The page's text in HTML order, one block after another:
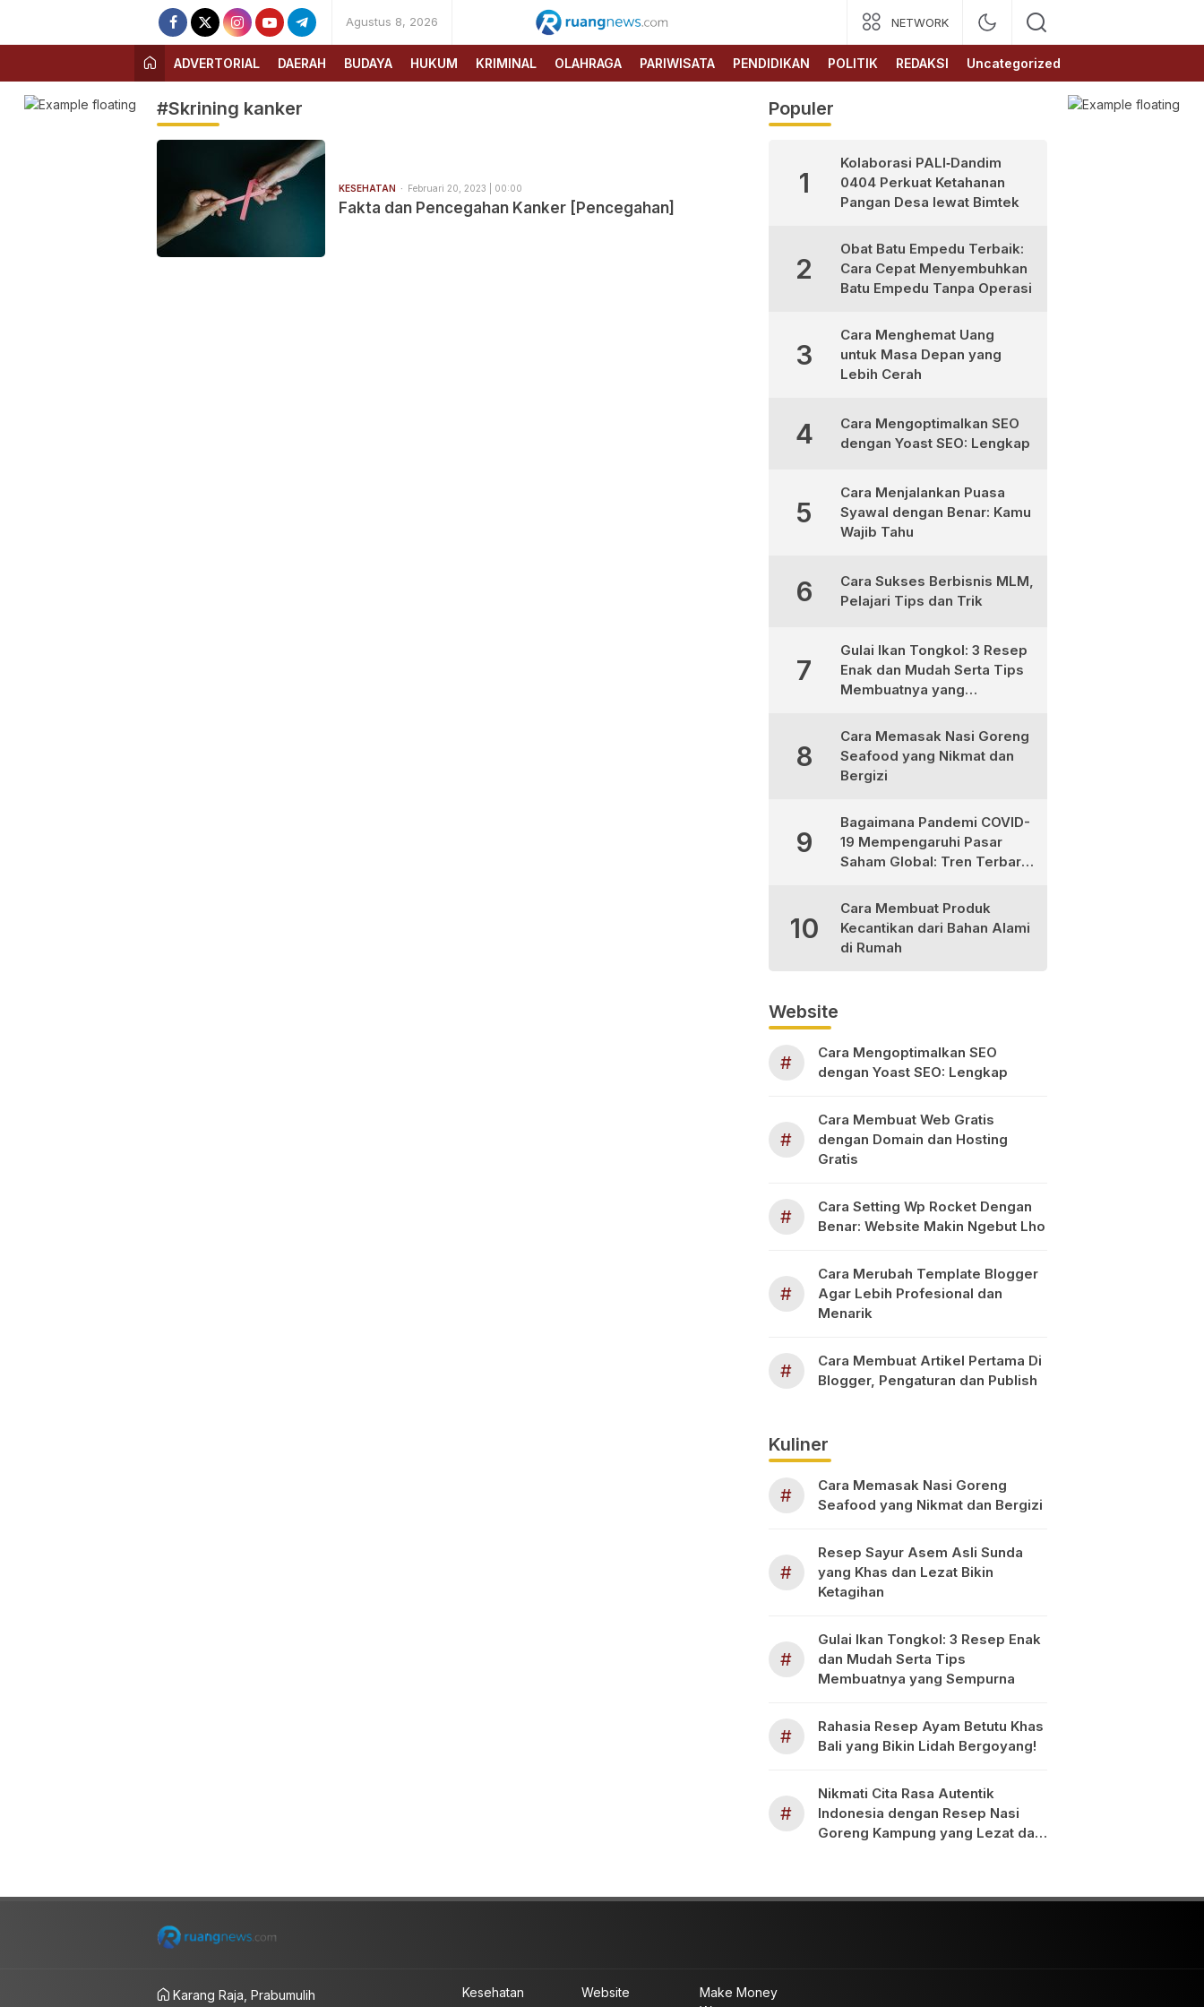
Agustus 8, 2026
RUANG
NEWS
NETWORK
ADVERTORIAL DAERAH BUDAYA HUKUM KRIMINAL OLAHRAGA PARIWISATA PENDIDIKAN POLITIK REDAKSI Uncategorized
#Skrining kanker
KESEHATAN Februari 20, 2023 | 00:00
Fakta dan Pencegahan Kanker [Pencegahan]
Populer
1
Kolaborasi PALI‑Dandim
0404 Perkuat Ketahanan
Pangan Desa lewat Bimtek
2
Obat Batu Empedu Terbaik:
Cara Cepat Menyembuhkan
Batu Empedu Tanpa Operasi
3
Cara Menghemat Uang
untuk Masa Depan yang
Lebih Cerah
4
Cara Mengoptimalkan SEO
dengan Yoast SEO: Lengkap
5
Cara Menjalankan Puasa
Syawal dengan Benar: Kamu
Wajib Tahu
6
Cara Sukses Berbisnis MLM,
Pelajari Tips dan Trik
7
Gulai Ikan Tongkol: 3 Resep
Enak dan Mudah Serta Tips
Membuatnya yang
8
Cara Memasak Nasi Goreng
Seafood yang Nikmat dan
Bergizi
9
Bagaimana Pandemi COVID-
19 Mempengaruhi Pasar
Saham Global: Tren Terbaru
10
Cara Membuat Produk
Kecantikan dari Bahan Alami
di Rumah
Website
#
Cara Mengoptimalkan SEO
dengan Yoast SEO: Lengkap
#
Cara Membuat Web Gratis
dengan Domain dan Hosting
Gratis
#
Cara Setting Wp Rocket Dengan
Benar: Website Makin Ngebut Lho
#
Cara Merubah Template Blogger
Agar Lebih Profesional dan
Menarik
#
Cara Membuat Artikel Pertama Di
Blogger, Pengaturan dan Publish
Kuliner
#
Cara Memasak Nasi Goreng
Seafood yang Nikmat dan Bergizi
#
Resep Sayur Asem Asli Sunda
yang Khas dan Lezat Bikin
Ketagihan
#
Gulai Ikan Tongkol: 3 Resep Enak
dan Mudah Serta Tips
Membuatnya yang Sempurna
#
Rahasia Resep Ayam Betutu Khas
Bali yang Bikin Lidah Bergoyang!
#
Nikmati Cita Rasa Autentik
Indonesia dengan Resep Nasi
Goreng Kampung yang Lezat dan
Karang Raja, Prabumulih Kesehatan Website
Make Money